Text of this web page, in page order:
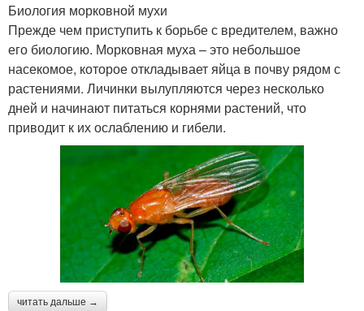
Биология морковной мухи
Прежде чем приступить к борьбе с вредителем, важно
его биологию. Морковная муха – это небольшое
насекомое, которое откладывает яйца в почву рядом с
растениями. Личинки вылупляются через несколько
дней и начинают питаться корнями растений, что
приводит к их ослаблению и гибели.
читать дальше →